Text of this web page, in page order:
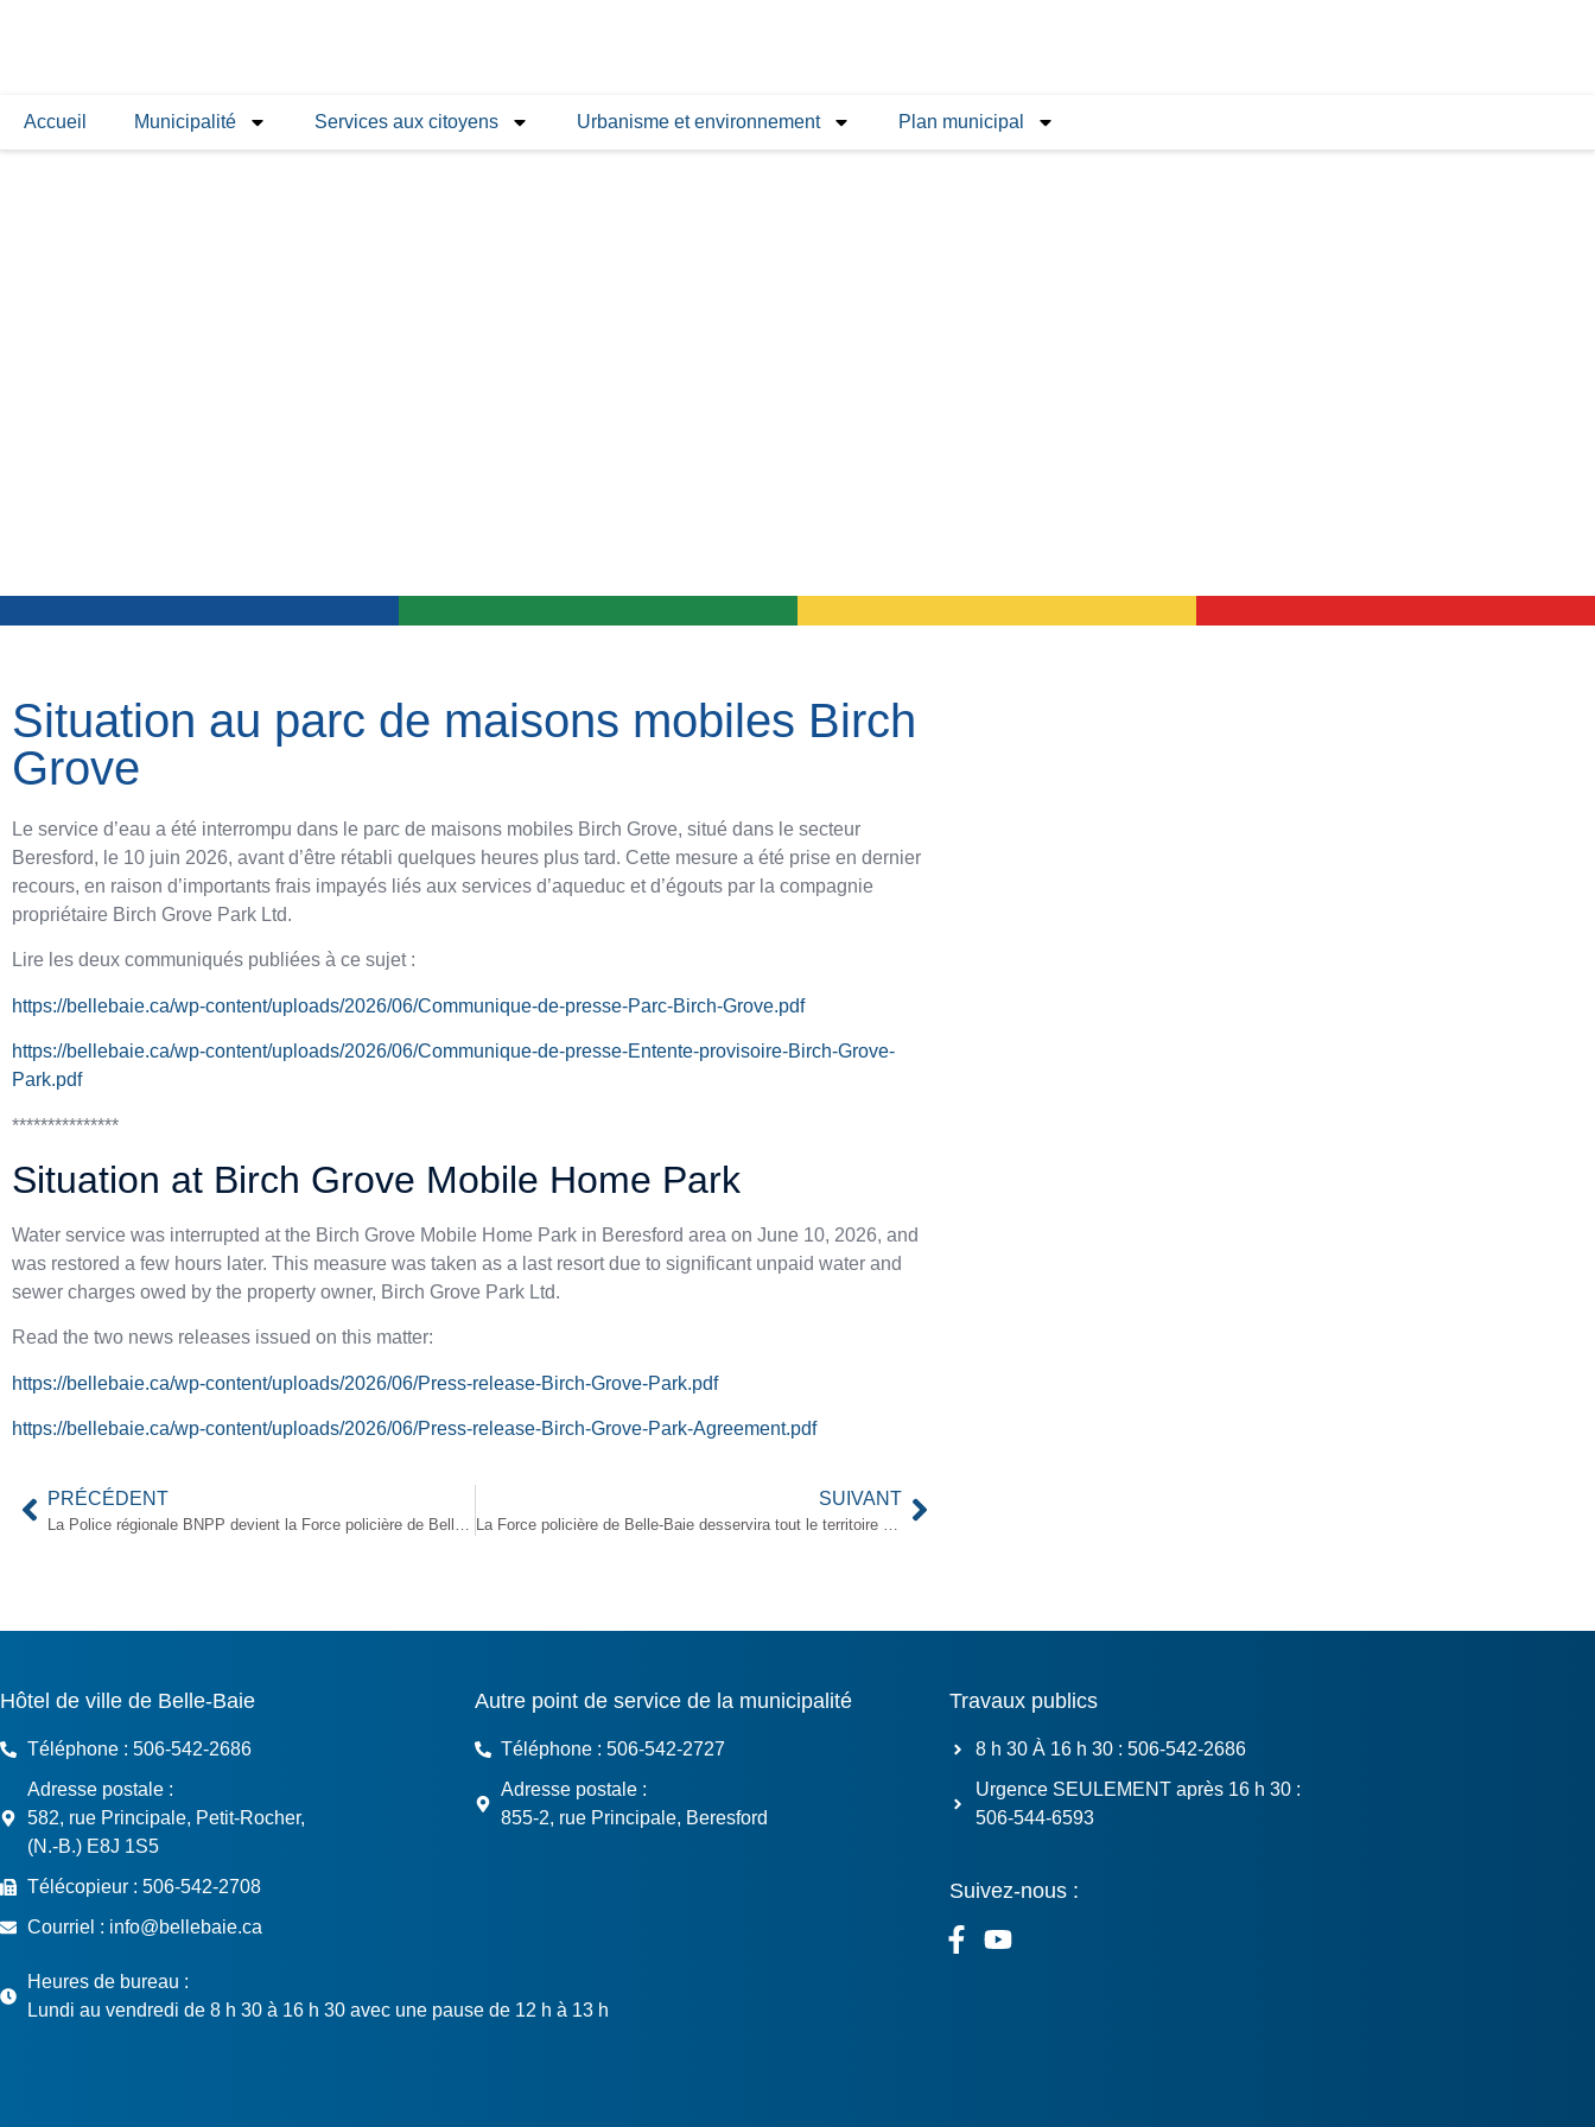
Accueil Municipalité Services aux citoyens Urbanisme et environnement Plan municipal
Situation au parc de maisons mobiles Birch
Grove
Le service d’eau a été interrompu dans le parc de maisons mobiles Birch Grove, situé dans le secteur
Beresford, le 10 juin 2026, avant d’être rétabli quelques heures plus tard. Cette mesure a été prise en dernier
recours, en raison d’importants frais impayés liés aux services d’aqueduc et d’égouts par la compagnie
propriétaire Birch Grove Park Ltd.
Lire les deux communiqués publiées à ce sujet :
https://bellebaie.ca/wp-content/uploads/2026/06/Communique-de-presse-Parc-Birch-Grove.pdf
https://bellebaie.ca/wp-content/uploads/2026/06/Communique-de-presse-Entente-provisoire-Birch-Grove-
Park.pdf
***************
Situation at Birch Grove Mobile Home Park
Water service was interrupted at the Birch Grove Mobile Home Park in Beresford area on June 10, 2026, and
was restored a few hours later. This measure was taken as a last resort due to significant unpaid water and
sewer charges owed by the property owner, Birch Grove Park Ltd.
Read the two news releases issued on this matter:
https://bellebaie.ca/wp-content/uploads/2026/06/Press-release-Birch-Grove-Park.pdf
https://bellebaie.ca/wp-content/uploads/2026/06/Press-release-Birch-Grove-Park-Agreement.pdf
PRÉCÉDENT SUIVANT
Au sujet de la Ville de Belle-Baie
Hôtel de ville de Belle-Baie
Téléphone : 506-542-2686
Adresse postale :
582, rue Principale, Petit-Rocher,
(N.-B.) E8J 1S5
Télécopieur : 506-542-2708
Courriel : info@bellebaie.ca
Autre point de service de la municipalité
Téléphone : 506-542-2727
Adresse postale :
855-2, rue Principale, Beresford
Travaux publics
8 h 30 À 16 h 30 : 506-542-2686
Urgence SEULEMENT après 16 h 30 :
506-544-6593
Suivez-nous :
Heures de bureau :
Lundi au vendredi de 8 h 30 à 16 h 30 avec une pause de 12 h à 13 h